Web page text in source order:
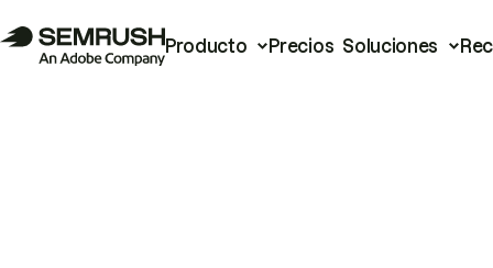
Producto Precios Soluciones